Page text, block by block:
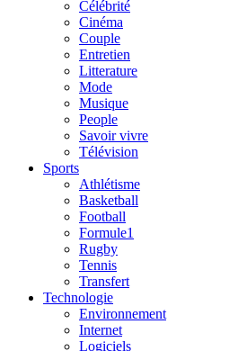
Célébrité
Cinéma
Couple
Entretien
Litterature
Mode
Musique
People
Savoir vivre
Télévision
Sports
Athlétisme
Basketball
Football
Formule1
Rugby
Tennis
Transfert
Technologie
Environnement
Internet
Logiciels